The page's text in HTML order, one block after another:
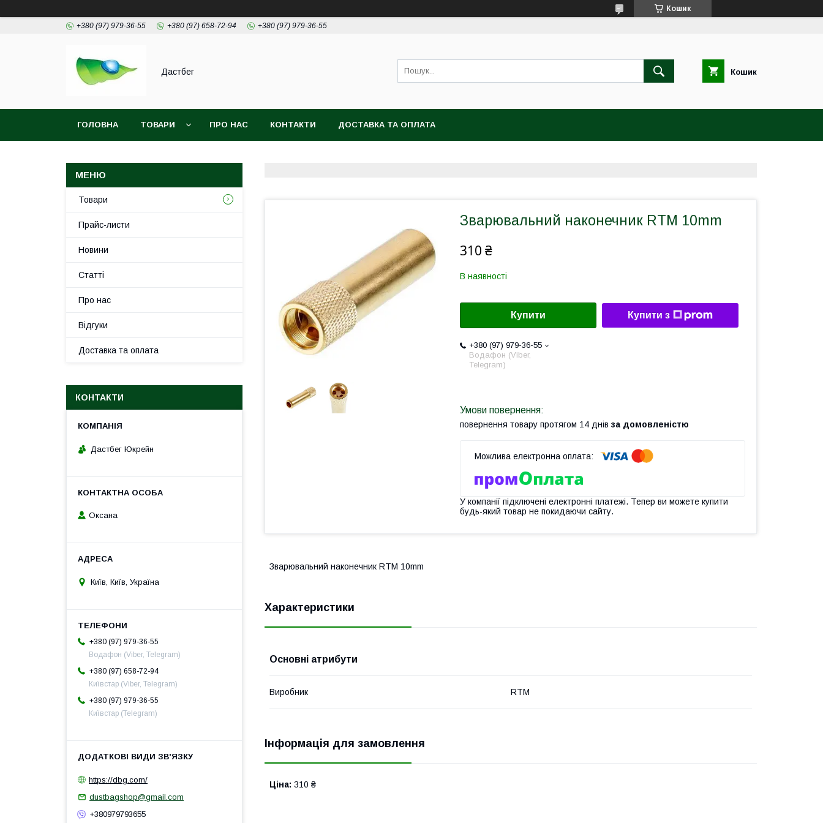
Кошик
+380 (97) 979-36-55 +380 (97) 658-72-94 +380 (97) 979-36-55
Дастбег Кошик
ГОЛОВНА ТОВАРИ ПРО НАС КОНТАКТИ ДОСТАВКА ТА ОПЛАТА
Зварювальний наконечник RTM 10mm
310 ₴
В наявності
Купити Купити з
+380 (97) 979-36-55
Водафон (Viber,
Telegram)
повернення товару протягом 14 днів за домовленістю
У компанії підключені електронні платежі. Тепер ви можете купити
будь-який товар не покидаючи сайту.
Зварювальний наконечник RTM 10mm
Характеристики
Основні атрибути
Виробник RTM
Інформація для замовлення
Ціна: 310 ₴
Товари
Прайс-листи
Новини
Статті
Про нас
Відгуки
Доставка та оплата
КОНТАКТИ
Дастбег Юкрейн
Оксана
Київ, Київ, Україна
+380 (97) 979-36-55
Водафон (Viber, Telegram)
+380 (97) 658-72-94
Київстар (Viber, Telegram)
+380 (97) 979-36-55
Київстар (Telegram)
https://dbg.com/
dustbagshop@gmail.com
+380979793655